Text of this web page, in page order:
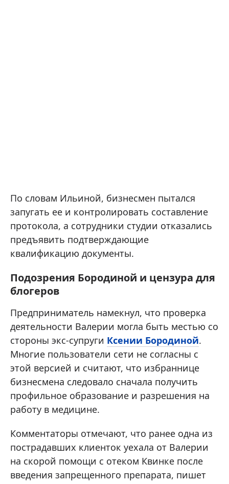
По словам Ильиной, бизнесмен пытался
запугать ее и контролировать составление
протокола, а сотрудники студии отказались
предъявить подтверждающие
квалификацию документы.
Подозрения Бородиной и цензура для
блогеров
Предприниматель намекнул, что проверка
деятельности Валерии могла быть местью со
стороны экс-супруги Ксении Бородиной.
Многие пользователи сети не согласны с
этой версией и считают, что избраннице
бизнесмена следовало сначала получить
профильное образование и разрешения на
работу в медицине.
Комментаторы отмечают, что ранее одна из
пострадавших клиенток уехала от Валерии
на скорой помощи с отеком Квинке после
введения запрещенного препарата, пишет